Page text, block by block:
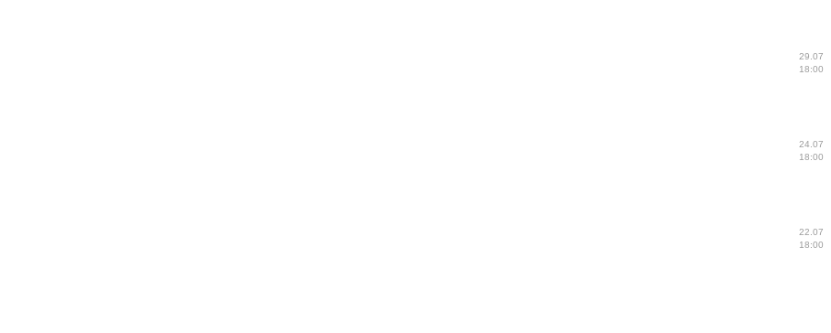
29.07
18:00
24.07
18:00
22.07
18:00